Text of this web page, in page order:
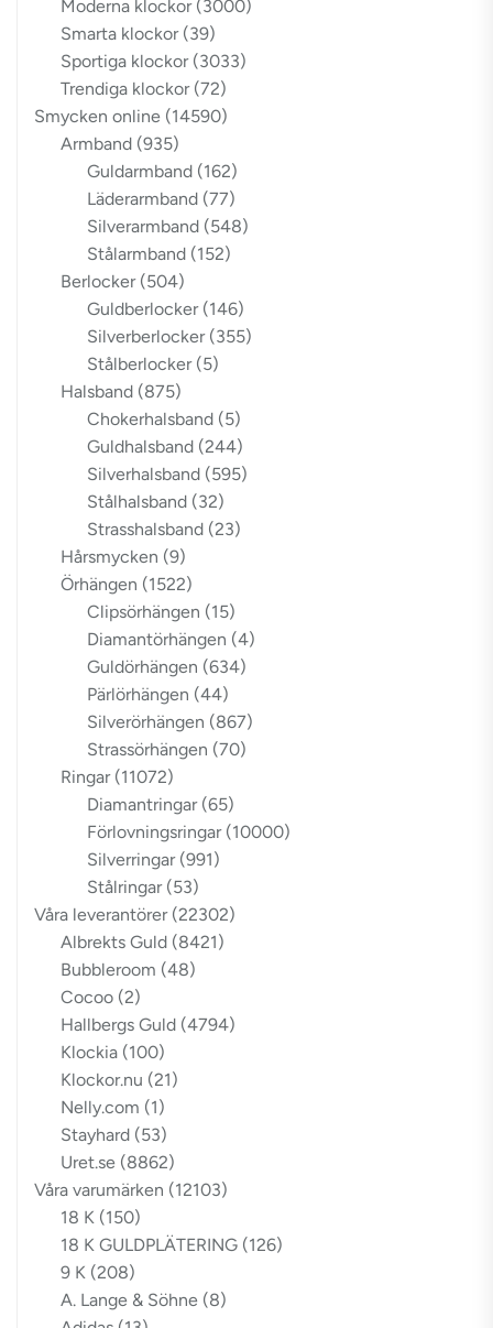
Moderna klockor (3000)
Smarta klockor (39)
Sportiga klockor (3033)
Trendiga klockor (72)
Smycken online (14590)
Armband (935)
Guldarmband (162)
Läderarmband (77)
Silverarmband (548)
Stålarmband (152)
Berlocker (504)
Guldberlocker (146)
Silverberlocker (355)
Stålberlocker (5)
Halsband (875)
Chokerhalsband (5)
Guldhalsband (244)
Silverhalsband (595)
Stålhalsband (32)
Strasshalsband (23)
Hårsmycken (9)
Örhängen (1522)
Clipsörhängen (15)
Diamantörhängen (4)
Guldörhängen (634)
Pärlörhängen (44)
Silverörhängen (867)
Strassörhängen (70)
Ringar (11072)
Diamantringar (65)
Förlovningsringar (10000)
Silverringar (991)
Stålringar (53)
Våra leverantörer (22302)
Albrekts Guld (8421)
Bubbleroom (48)
Cocoo (2)
Hallbergs Guld (4794)
Klockia (100)
Klockor.nu (21)
Nelly.com (1)
Stayhard (53)
Uret.se (8862)
Våra varumärken (12103)
18 K (150)
18 K GULDPLÄTERING (126)
9 K (208)
A. Lange & Söhne (8)